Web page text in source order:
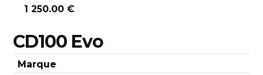
1 250.00 €
CD100 Evo
Marque